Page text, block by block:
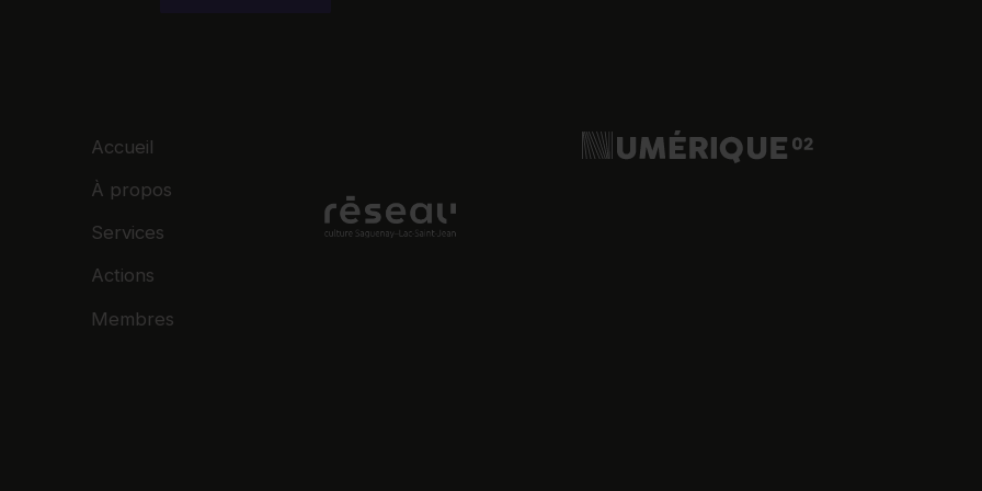
Accueil
À propos
Services
Actions
Membres